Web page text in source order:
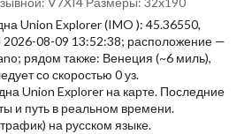
Union Explorer (IMO ): 45.36550,
2026-08-09 13:52:38; расположение —
рядом также: Венеция (~6 миль),
со скоростью 0 уз.
Union Explorer на карте. Последние
и путь в реальном времени.
на русском языке.